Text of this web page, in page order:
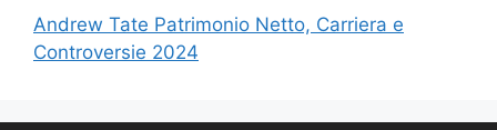
Andrew Tate Patrimonio Netto, Carriera e
Controversie 2024